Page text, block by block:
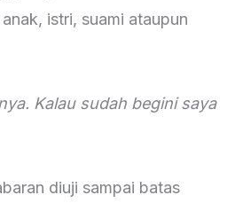
istri, suami ataupun
Kalau sudah begini saya
diuji sampai batas